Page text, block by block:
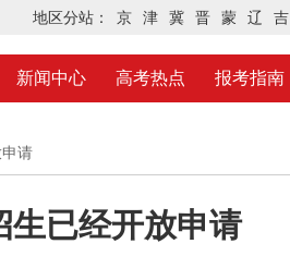
地区分站： 京 津 冀 晋 蒙 辽 吉
新闻中心 高考热点 报考指南
请
生已经开放申请